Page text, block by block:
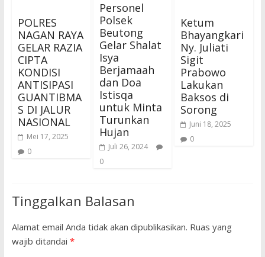
POLRES
NAGAN RAYA
GELAR RAZIA
CIPTA
KONDISI
ANTISIPASI
GUANTIBMA
S DI JALUR
NASIONAL
Mei 17, 2025
0
Personel
Polsek
Beutong
Gelar Shalat
Isya
Berjamaah
dan Doa
Istisqa
untuk Minta
Turunkan
Hujan
Juli 26, 2024
0
Ketum
Bhayangkari
Ny. Juliati
Sigit
Prabowo
Lakukan
Baksos di
Sorong
Juni 18, 2025
0
Tinggalkan Balasan
Alamat email Anda tidak akan dipublikasikan. Ruas yang
wajib ditandai *